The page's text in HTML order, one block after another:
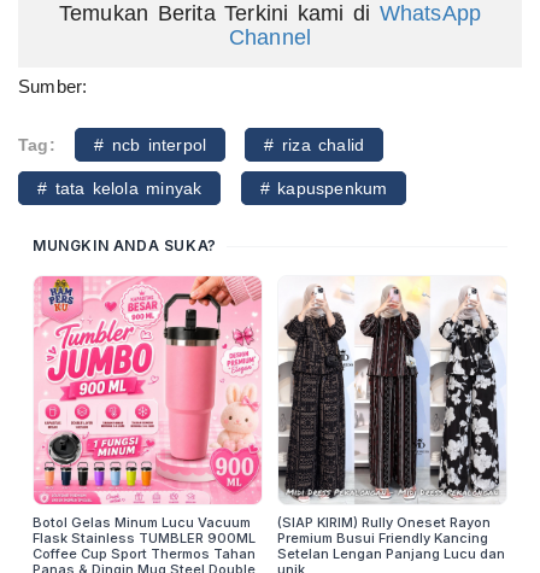
Temukan Berita Terkini kami di WhatsApp
Channel
Sumber:
Tag: # ncb interpol # riza chalid
# tata kelola minyak # kapuspenkum